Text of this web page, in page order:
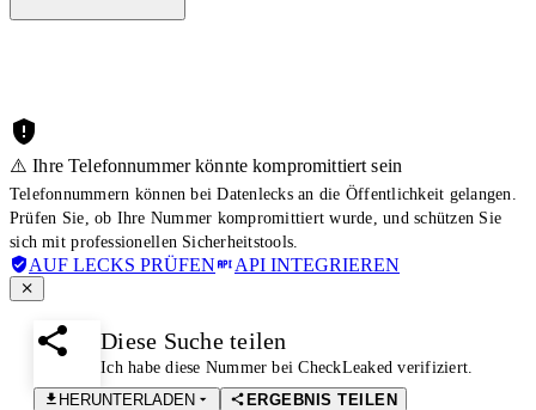
⚠️ Ihre Telefonnummer könnte kompromittiert sein
Telefonnummern können bei Datenlecks an die Öffentlichkeit gelangen.
Prüfen Sie, ob Ihre Nummer kompromittiert wurde, und schützen Sie
sich mit professionellen Sicherheitstools.
AUF LECKS PRÜFEN API INTEGRIEREN
Diese Suche teilen
Ich habe diese Nummer bei CheckLeaked verifiziert.
HERUNTERLADEN
ERGEBNIS TEILEN